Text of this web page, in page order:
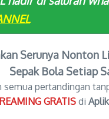
Serunya Nonton
Sepak Bola Setiap
semua pertandingan
GRATIS di